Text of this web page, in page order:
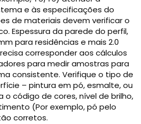
e às especificações do
de materiais devem verificar o
Espessura da parede do perfil,
para residências e mais 2.0
corresponder aos cálculos
para medir amostras para
consistente. Verifique o tipo de
– pintura em pó, esmalte, ou
código de cores, nível de brilho,
(Por exemplo, pó pelo
corretos.